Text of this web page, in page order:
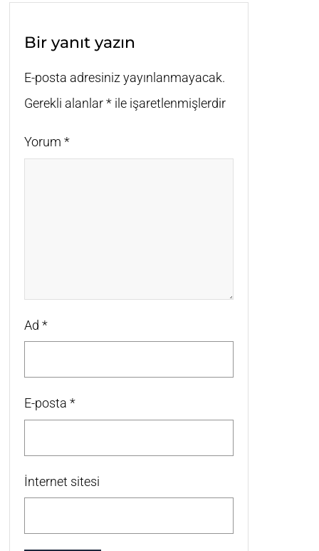
Bir yanıt yazın
E-posta adresiniz yayınlanmayacak.
Gerekli alanlar* ile işaretlenmişlerdir
Yorum *
Ad *
E-posta *
İnternet sitesi